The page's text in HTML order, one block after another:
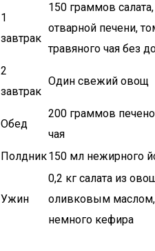
1
завтрак
150 граммов
отварной печени,
травяного чая без
2
завтрак
Один свежий овощ
Обед
200 граммов
чая
Полдник150 мл нежирного
Ужин
0,2 кг салата из
оливковым
немного кефира